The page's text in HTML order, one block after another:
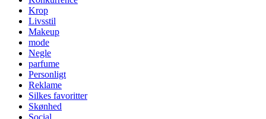
Krop
Livsstil
Makeup
mode
Negle
parfume
Personligt
Reklame
Silkes favoritter
Skønhed